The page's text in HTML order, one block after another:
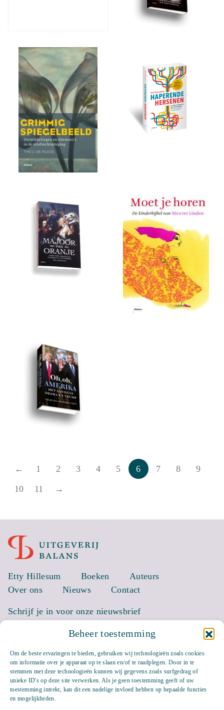
Beheer toestemming
Om de beste ervaringen te bieden, gebruiken wij technologieën zoals cookies
om informatie over je apparaat op te slaan en/of te raadplegen. Door in te
stemmen met deze technologieën kunnen wij gegevens zoals surfgedrag of
unieke ID's op deze site verwerken. Als je geen toestemming geeft of uw
toestemming intrekt, kan dit een nadelige invloed hebben op bepaalde functies
en mogelijkheden.
← 1 2 3 4 5 6 7 8
9
10
11 →
Etty Hillesum Boeken
Auteurs
Over ons
Nieuws Contact
Schrijf je in voor onze nieuwsbrief